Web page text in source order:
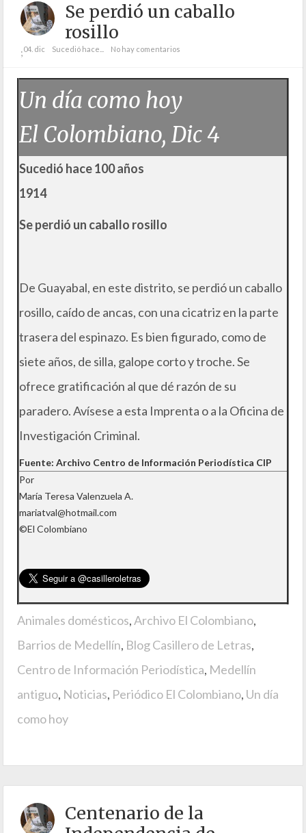
Se perdió un caballo
rosillo
;04. dic Sucedió hace... No hay comentarios
Un día como hoy
El Colombiano, Dic 4
Sucedió hace 100 años
1914
Se perdió un caballo rosillo
De Guayabal, en este distrito, se perdió un caballo
rosillo, caído de ancas, con una cicatriz en la parte
trasera del espinazo. Es bien figurado, como de
siete años, de silla, galope corto y troche. Se
ofrece gratificación al que dé razón de su
paradero. Avísese a esta Imprenta o a la Oficina de
Investigación Criminal.
Fuente: Archivo Centro de Información Periodística CIP
Por
María Teresa Valenzuela A.
mariatval@hotmail.com
©El Colombiano
Animales domésticos,Archivo El Colombiano,
Barrios de Medellín, Blog Casillero de Letras,
Centro de Información Periodística, Medellín
antiguo, Noticias, Periódico El Colombiano, Un día
como hoy
Centenario de la